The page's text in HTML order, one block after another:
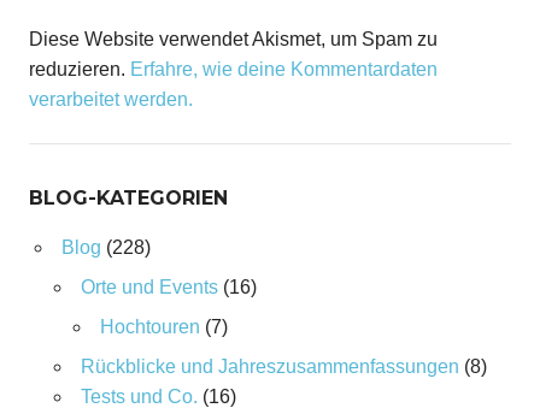
Diese Website verwendet Akismet, um Spam zu
reduzieren. Erfahre, wie deine Kommentardaten
verarbeitet werden.
BLOG-KATEGORIEN
Blog (228)
Orte und Events(16)
Hochtouren (7)
Rückblicke und Jahreszusammenfassungen (8)
Tests und Co. (16)